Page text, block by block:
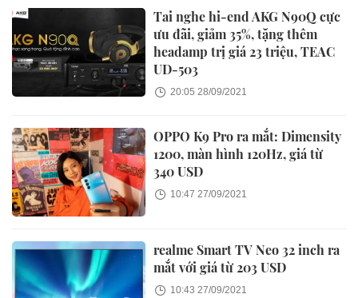
Tai nghe hi-end AKG N90Q cực
ưu đãi, giảm 35%, tặng thêm
headamp trị giá 23 triệu, TEAC
UD-503
20:05 28/09/2021
OPPO K9 Pro ra mắt: Dimensity
1200, màn hình 120Hz, giá từ
340 USD
10:47 27/09/2021
realme Smart TV Neo 32 inch ra
mắt với giá từ 203 USD
10:43 27/09/2021